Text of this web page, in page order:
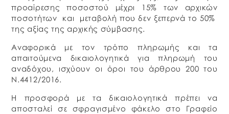
προαίρεσης ποσοστού μέχρι 15% των αρχικών
ποσοτήτων και μεταβολή που δεν ξεπερνά το 50%
της αξίας της αρχικής σύµβασης.
Αναφορικά με τον τρόπο πληρωμής και τα
απαιτούμενα δικαιολογητικά για πληρωμή του
αναδόχου, ισχύουν οι όροι του άρθρου 200 του
Ν.4412/2016.
Η προσφορά με τα δικαιολογητικά πρέπει να
αποσταλεί σε σφραγισμένο φάκελο στο Γραφείο